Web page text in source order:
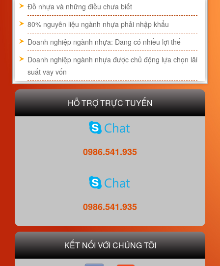
Đồ nhựa và những điều chưa biết
80% nguyên liệu ngành nhựa phải nhập khẩu
Doanh nghiệp ngành nhựa: Đang có nhiều lợi thế
Doanh nghiệp ngành nhựa được chủ động lựa chọn lãi
suất vay vốn
HỖ TRỢ TRỰC TUYẾN
0986.541.935
0986.541.935
KẾT NỐI VỚI CHÚNG TÔI